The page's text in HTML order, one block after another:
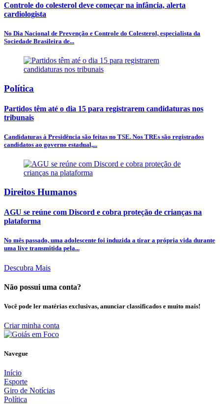
Controle do colesterol deve começar na infância, alerta
cardiologista
No Dia Nacional de Prevenção e Controle do Colesterol, especialista da
Sociedade Brasileira de...
Política
Partidos têm até o dia 15 para registrarem candidaturas nos
tribunais
Candidaturas à Presidência são feitas no TSE. Nos TREs são registrados
candidatos ao governo estadual,...
Direitos Humanos
AGU se reúne com Discord e cobra proteção de crianças na
plataforma
No mês passado, uma adolescente foi induzida a tirar a própria vida durante
uma live transmitida pela...
Descubra Mais
Não possui uma conta?
Você pode ler matérias exclusivas, anunciar classificados e muito mais!
Criar minha conta
Navegue
Início
Esporte
Giro de Notícias
Política